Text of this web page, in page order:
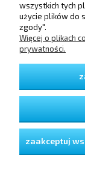
wszystkich tych
użycie plików do
zgody".
Więcej o plikach
prywatności.
zaakceptuj